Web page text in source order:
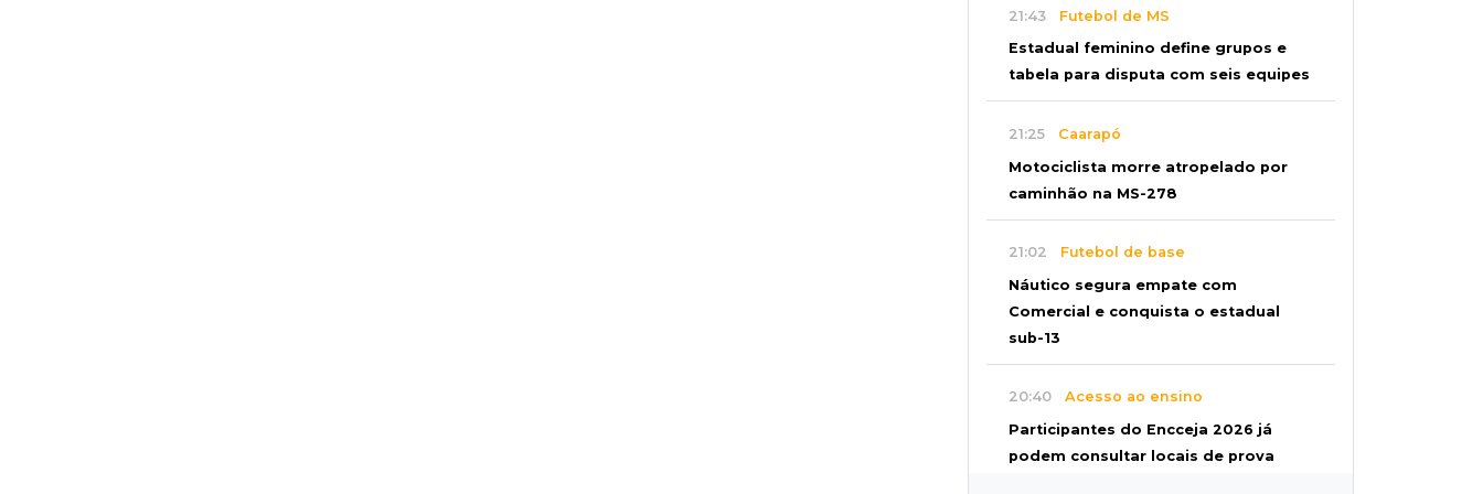
21:43 Futebol de MS
Estadual feminino define grupos e
tabela para disputa com seis equipes
21:25 Caarapó
Motociclista morre atropelado por
caminhão na MS-278
21:02 Futebol de base
Náutico segura empate com
Comercial e conquista o estadual
sub-13
20:40 Acesso ao ensino
Participantes do Encceja 2026 já
podem consultar locais de prova